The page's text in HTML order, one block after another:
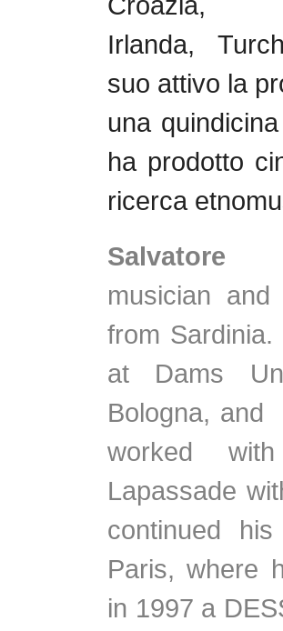
Irlanda,
suo attivo la
una quindicina
ha prodotto
ricerca
musician and
from
at Dams
Bologna, and
worked
Lapassade
continued
Paris, where
in 1997 a